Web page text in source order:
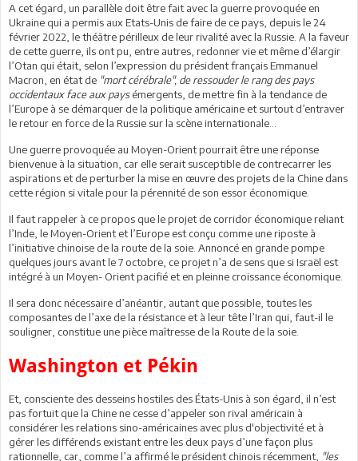
A cet égard, un parallèle doit être fait avec la guerre provoquée en
Ukraine qui a permis aux Etats-Unis de faire de ce pays, depuis le 24
février 2022, le théâtre périlleux de leur rivalité avec la Russie. A la faveur
de cette guerre, ils ont pu, entre autres, redonner vie et même d’élargir
l’Otan qui était, selon l’expression du président français Emmanuel
Macron, en état de "mort cérébrale", de ressouder le rang des pays
occidentaux face aux paysémergents, de mettre fin à la tendance de
l’Europe à se démarquer de la politique américaine et surtout d’entraver
le retour en force de la Russie sur la scène internationale…
Une guerre provoquée au Moyen-Orient pourrait être une réponse
bienvenue à la situation, car elle serait susceptible de contrecarrer les
aspirations et de perturber la mise en œuvre des projets de la Chine dans
cette région si vitale pour la pérennité de son essor économique.
Il faut rappeler à ce propos que le projet de corridor économique reliant
l’Inde, le Moyen-Orient et l’Europe est conçu comme une riposte à
l’initiative chinoise de la route de la soie. Annoncé en grande pompe
quelques jours avant le 7 octobre, ce projet n’a de sens que si Israël est
intégré à un Moyen- Orient pacifié et en pleinne croissance économique.
Il sera donc nécessaire d’anéantir, autant que possible, toutes les
composantes de l’axe de la résistance et à leur tête l’Iran qui, faut-il le
souligner, constitue une pièce maîtresse de la Route de la soie.
Washington et Pékin
Et, consciente des desseins hostiles des États-Unis à son égard, il n’est
pas fortuit que la Chine ne cesse d’appeler son rival américain à
considérer les relations sino-américaines avec plus d'objectivité et à
gérer les différends existant entre les deux pays d’une façon plus
rationnelle, car, comme l’a affirmé le président chinois récemment, "les